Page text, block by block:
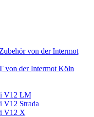
von der Intermot
von der Intermot Köln
V12 LM
V12 Strada
V12 X